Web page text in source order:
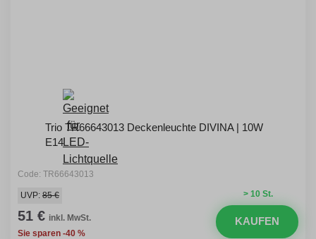
Trio TR66643013 Deckenleuchte DIVINA | 10W
E14
Code: TR66643013
> 10 St.
UVP: 85 €
51 € inkl. MwSt.
Sie sparen -40 %
KAUFEN